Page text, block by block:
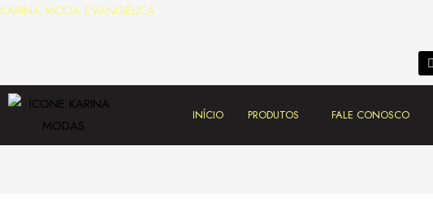
KARINA MODA EVANGÉLICA
INÍCIO PRODUTOS FALE CONOSCO